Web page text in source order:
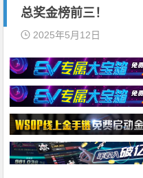
总奖金榜前三！
2025年5月12日